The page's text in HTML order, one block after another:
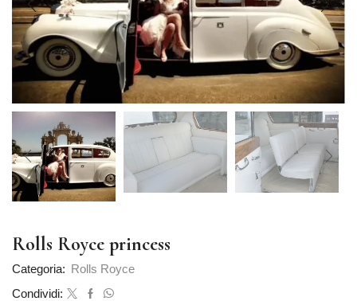
Rolls Royce princess
Categoria:
Rolls Royce
Condividi: